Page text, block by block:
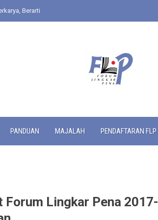
Berarti
PANDUAN MAJALAH PENDAFTARAN FLP
Forum Lingkar Pena 2017-